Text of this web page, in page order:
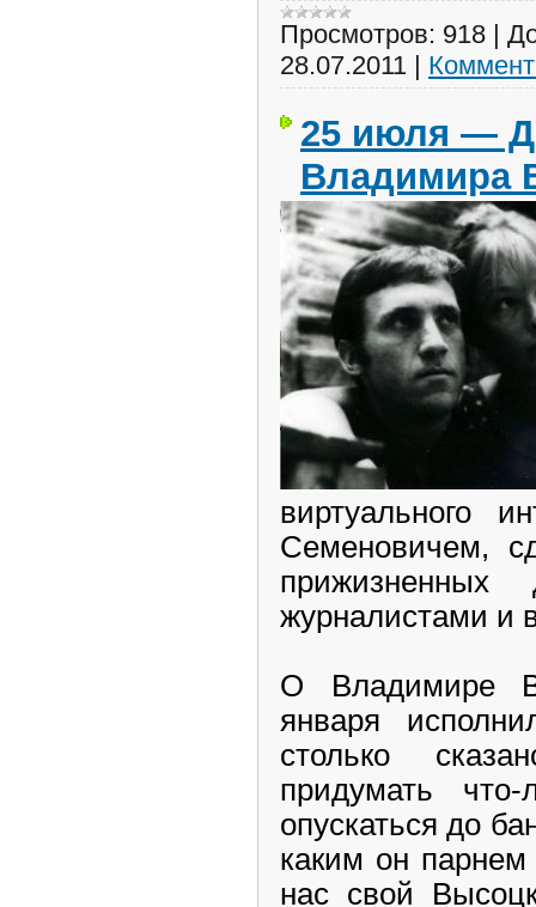
Просмотров: 918 |
28.07.2011 |
25 июля —
Владимира
виртуального
Семеновичем,
журналистами и
О Владимире
января
столько
придумать
опускаться до
каким он
нас свой